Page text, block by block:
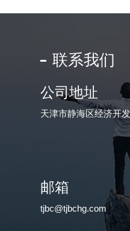
联系我们
公司地址
天津市静海区经济开
邮箱
tjbc@tjbchg.com